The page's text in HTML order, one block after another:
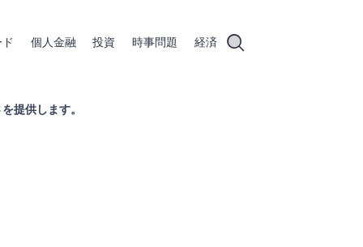
個人金融 投資 時事問題 経済
提供します。